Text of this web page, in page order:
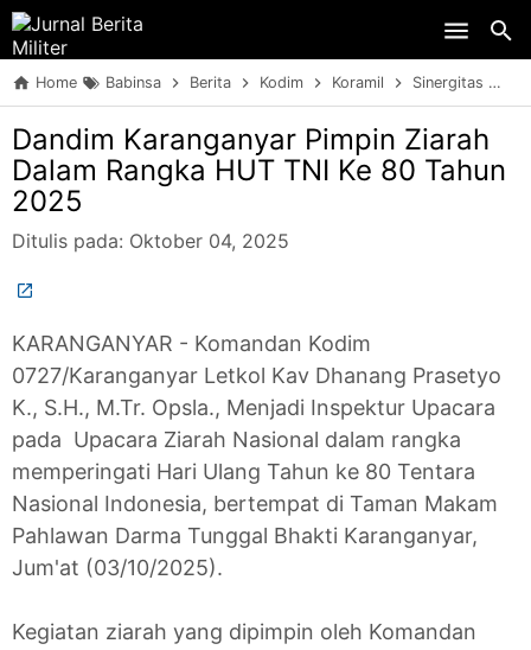
Home Babinsa Berita Kodim Koramil Sinergitas
Dandim Karanganyar Pimpin Ziarah
Dalam Rangka HUT TNI Ke 80 Tahun
2025
Ditulis pada: Oktober 04, 2025
KARANGANYAR - Komandan Kodim
0727/Karanganyar Letkol Kav Dhanang Prasetyo
K., S.H., M.Tr. Opsla., Menjadi Inspektur Upacara
pada Upacara Ziarah Nasional dalam rangka
memperingati Hari Ulang Tahun ke 80 Tentara
Nasional Indonesia, bertempat di Taman Makam
Pahlawan Darma Tunggal Bhakti Karanganyar,
Jum'at (03/10/2025).
Kegiatan ziarah yang dipimpin oleh Komandan